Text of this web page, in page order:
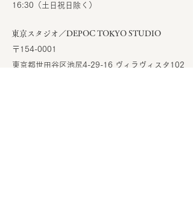
16:30（土日祝日除く）
東京スタジオ／DEPOC TOKYO STUDIO
〒154-0001
東京都世田谷区池尻4-29-16 ヴィラヴィスタ102